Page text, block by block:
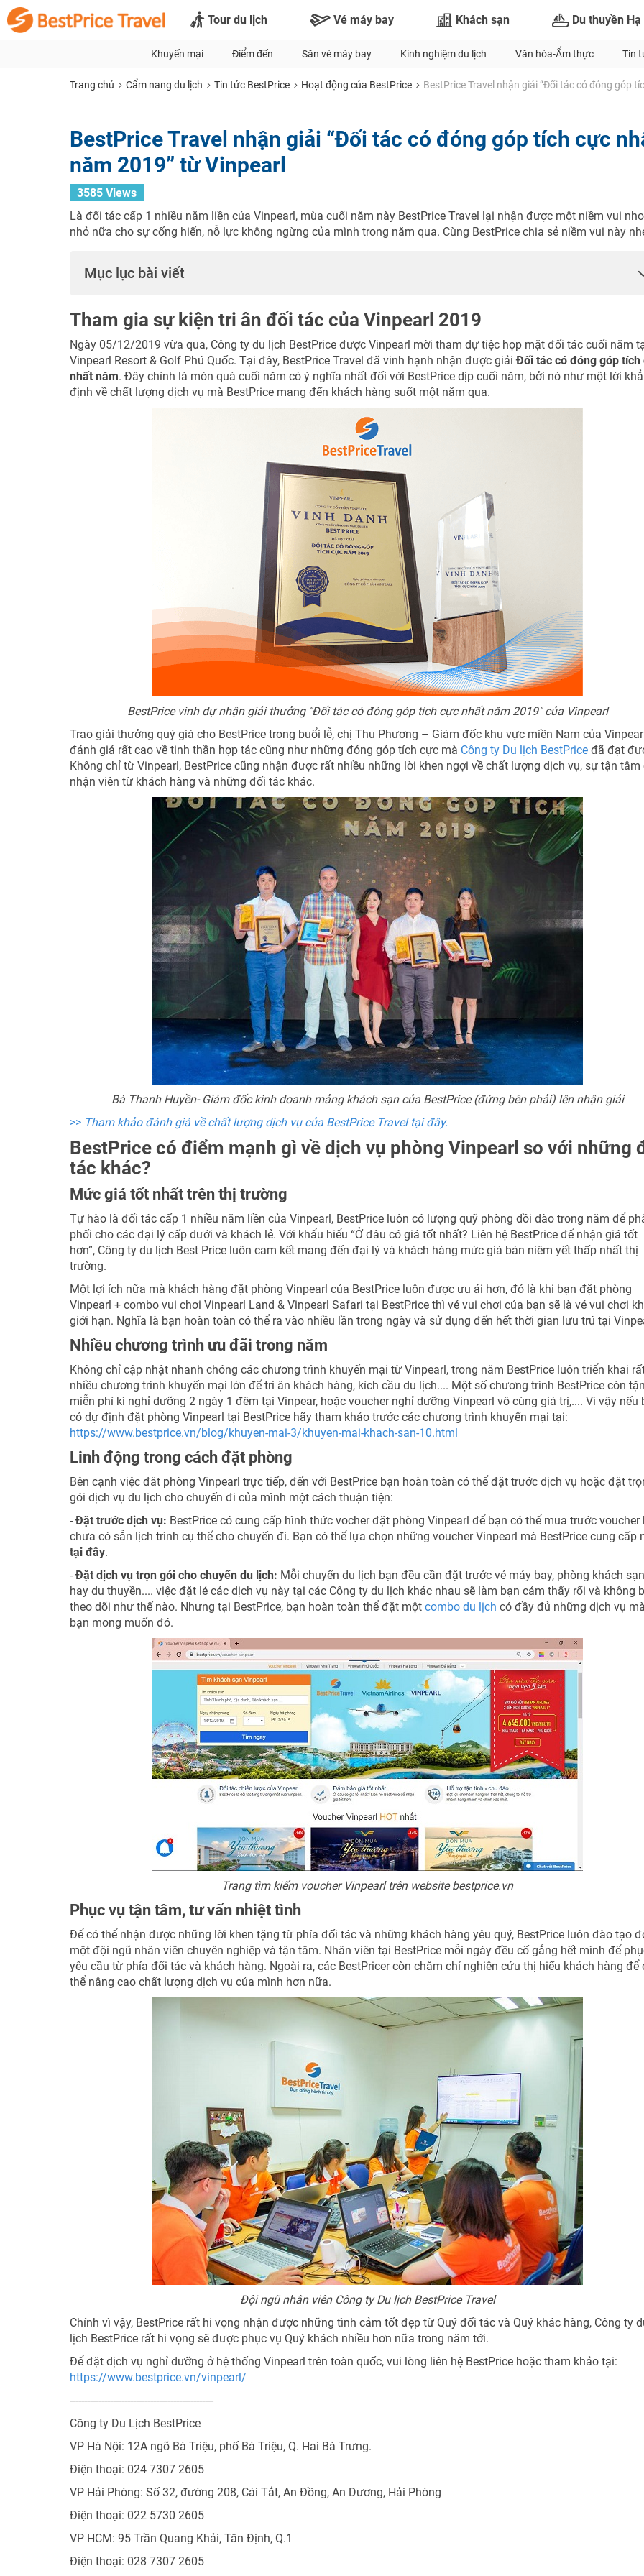
Tour du lịch Vé máy bay Khách sạn Du thuyền
Khuyến mại Điểm đến Săn vé máy bay Kinh nghiệm du lịch Văn hóa-Ẩm thực Tin
Trang chủ Cẩm nang du lịch Tin tức BestPrice Hoạt động của BestPrice BestPrice Travel nhận giải “Đối tác có đóng góp
BestPrice Travel nhận giải “Đối tác có đóng góp tích cực
năm 2019” từ Vinpearl
3585 Views
Là đối tác cấp 1 nhiều năm liền của Vinpearl, mùa cuối năm này BestPrice Travel lại nhận được một niềm vui nho
nhỏ nữa cho sự cống hiến, nỗ lực không ngừng của mình trong năm qua. Cùng BestPrice chia sẻ niềm vui này
Mục lục bài viết
Tham gia sự kiện tri ân đối tác của Vinpearl 2019
Ngày 05/12/2019 vừa qua, Công ty du lịch BestPrice được Vinpearl mời tham dự tiệc họp mặt đối tác cuối năm
Vinpearl Resort & Golf Phú Quốc. Tại đây, BestPrice Travel đã vinh hạnh nhận được giảiĐối tác có đóng góp tích
nhất năm. Đây chính là món quà cuối năm có ý nghĩa nhất đối với BestPrice dịp cuối năm, bởi nó như một lời
định về chất lượng dịch vụ mà BestPrice mang đến khách hàng suốt một năm qua.
BestPrice vinh dự nhận giải thưởng "Đối tác có đóng góp tích cực nhất năm 2019" của Vinpearl
Trao giải thưởng quý giá cho BestPrice trong buổi lễ, chị Thu Phương – Giám đốc khu vực miền Nam của
đánh giá rất cao về tinh thần hợp tác cũng như những đóng góp tích cực mà Công ty Du lịch BestPrice đã đạt
Không chỉ từ Vinpearl, BestPrice cũng nhận được rất nhiều những lời khen ngợi về chất lượng dịch vụ, sự tận tâm
nhận viên từ khách hàng và những đối tác khác.
Bà Thanh Huyền- Giám đốc kinh doanh mảng khách sạn của BestPrice (đứng bên phải) lên nhận giải
>> Tham khảo đánh giá về chất lượng dịch vụ của BestPrice Travel tại đây.
BestPrice có điểm mạnh gì về dịch vụ phòng Vinpearl so với những
tác khác?
Mức giá tốt nhất trên thị trường
Tự hào là đối tác cấp 1 nhiều năm liền của Vinpearl, BestPrice luôn có lượng quỹ phòng dồi dào trong năm để
phối cho các đại lý cấp dưới và khách lẻ. Với khẩu hiểu “Ở đâu có giá tốt nhất? Liên hệ BestPrice để nhận giá tốt
hơn”, Công ty du lịch Best Price luôn cam kết mang đến đại lý và khách hàng mức giá bán niêm yết thấp nhất thị
trường.
Một lợi ích nữa mà khách hàng đặt phòng Vinpearl của BestPrice luôn được ưu ái hơn, đó là khi bạn đặt phòng
Vinpearl + combo vui chơi Vinpearl Land & Vinpearl Safari tại BestPrice thì vé vui chơi của bạn sẽ là vé vui chơi
giới hạn. Nghĩa là bạn hoàn toàn có thể ra vào nhiều lần trong ngày và sử dụng đến hết thời gian lưu trú tại
Nhiều chương trình ưu đãi trong năm
Không chỉ cập nhật nhanh chóng các chương trình khuyến mại từ Vinpearl, trong năm BestPrice luôn triển khai
nhiều chương trình khuyến mại lớn để tri ân khách hàng, kích cầu du lịch.... Một số chương trình BestPrice còn
miễn phí kì nghỉ dưỡng 2 ngày 1 đêm tại Vinpear, hoặc voucher nghỉ dưỡng Vinpearl vô cùng giá trị,.... Vì vậy nếu
có dự định đặt phòng Vinpearl tại BestPrice hãy tham khảo trước các chương trình khuyến mại tại:
https://www.bestprice.vn/blog/khuyen-mai-3/khuyen-mai-khach-san-10.html
Linh động trong cách đặt phòng
Bên cạnh việc đăt phòng Vinpearl trực tiếp, đến với BestPrice bạn hoàn toàn có thể đặt trước dịch vụ hoặc đặt
gói dịch vụ du lịch cho chuyến đi của mình một cách thuận tiện:
-Đặt trước dịch vụ: BestPrice có cung cấp hình thức vocher đặt phòng Vinpearl để bạn có thể mua trước voucher
chưa có sẵn lịch trình cụ thể cho chuyến đi. Bạn có thể lựa chọn những voucher Vinpearl mà BestPrice cung cấp
tại đây.
-Đặt dịch vụ trọn gói cho chuyến du lịch: Mỗi chuyến du lịch bạn đều cần đặt trước vé máy bay, phòng khách
hay du thuyền.... việc đặt lẻ các dịch vụ này tại các Công ty du lịch khác nhau sẽ làm bạn cảm thấy rối và không
theo dõi như thế nào. Nhưng tại BestPrice, bạn hoàn toàn thể đặt một combo du lịch có đầy đủ những dịch vụ mà
bạn mong muốn đó.
Trang tìm kiếm voucher Vinpearl trên website bestprice.vn
Phục vụ tận tâm, tư vấn nhiệt tình
Để có thể nhận được những lời khen tặng từ phía đối tác và những khách hàng yêu quý, BestPrice luôn đào tạo
một đội ngũ nhân viên chuyên nghiệp và tận tâm. Nhân viên tại BestPrice mỗi ngày đều cố gắng hết mình để
yêu cầu từ phía đối tác và khách hàng. Ngoài ra, các BestPricer còn chăm chỉ nghiên cứu thị hiếu khách hàng để
thể nâng cao chất lượng dịch vụ của mình hơn nữa.
Đội ngũ nhân viên Công ty Du lịch BestPrice Travel
Chính vì vậy, BestPrice rất hi vọng nhận được những tình cảm tốt đẹp từ Quý đối tác và Quý khác hàng, Công ty
lịch BestPrice rất hi vọng sẽ được phục vụ Quý khách nhiều hơn nữa trong năm tới.
Để đặt dịch vụ nghỉ dưỡng ở hệ thống Vinpearl trên toàn quốc, vui lòng liên hệ BestPrice hoặc tham khảo tại:
https://www.bestprice.vn/vinpearl/
--------------------------------------------------
Công ty Du Lịch BestPrice
VP Hà Nội: 12A ngõ Bà Triệu, phố Bà Triệu, Q. Hai Bà Trưng.
Điện thoại: 024 7307 2605
VP Hải Phòng: Số 32, đường 208, Cái Tắt, An Đồng, An Dương, Hải Phòng
Điện thoại: 022 5730 2605
VP HCM: 95 Trần Quang Khải, Tân Định, Q.1
Điện thoại: 028 7307 2605
TƯ VẤN NGAY
NHẬN ƯU ĐÃI NGAY